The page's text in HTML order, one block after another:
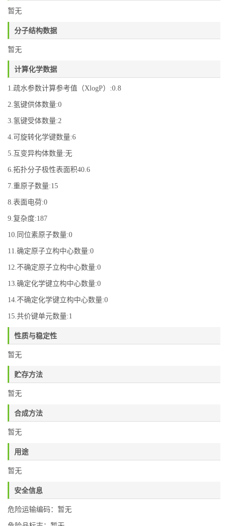
暂无
分子结构数据
暂无
计算化学数据
1.疏水参数计算参考值（XlogP）:0.8
2.氢键供体数量:0
3.氢键受体数量:2
4.可旋转化学键数量:6
5.互变异构体数量:无
6.拓扑分子极性表面积40.6
7.重原子数量:15
8.表面电荷:0
9.复杂度:187
10.同位素原子数量:0
11.确定原子立构中心数量:0
12.不确定原子立构中心数量:0
13.确定化学键立构中心数量:0
14.不确定化学键立构中心数量:0
15.共价键单元数量:1
性质与稳定性
暂无
贮存方法
暂无
合成方法
暂无
用途
暂无
安全信息
危险运输编码：暂无